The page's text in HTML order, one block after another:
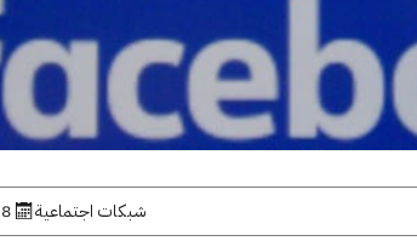
شبكات اجتماعية 8 أغسطس, 2018